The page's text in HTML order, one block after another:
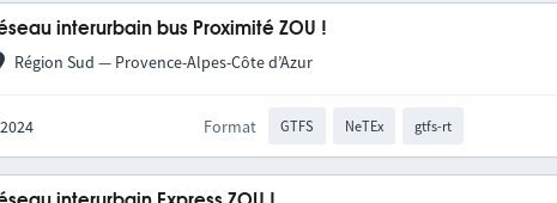
interurbain bus Proximité ZOU !
Région Sud — Provence-Alpes-Côte d’Azur
Format GTFS NeTEx gtfs-rt